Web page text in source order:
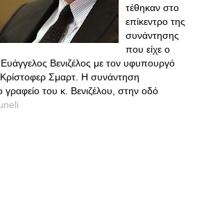
τέθηκαν στο
επίκεντρο της
συνάντησης
που είχε ο
Βενιζέλος με τον υφυπουργό
Σμαρτ. Η συνάντηση
του κ. Βενιζέλου, στην οδό